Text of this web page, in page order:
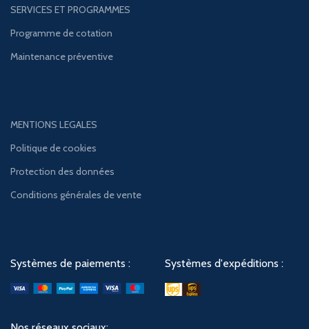
SERVICES ET PROGRAMMES
Programme de cotation
Maintenance préventive
MENTIONS LEGALES
Politique de cookies
Protection des données
Conditions générales de vente
Systèmes de paiements : Systèmes d'expéditions :